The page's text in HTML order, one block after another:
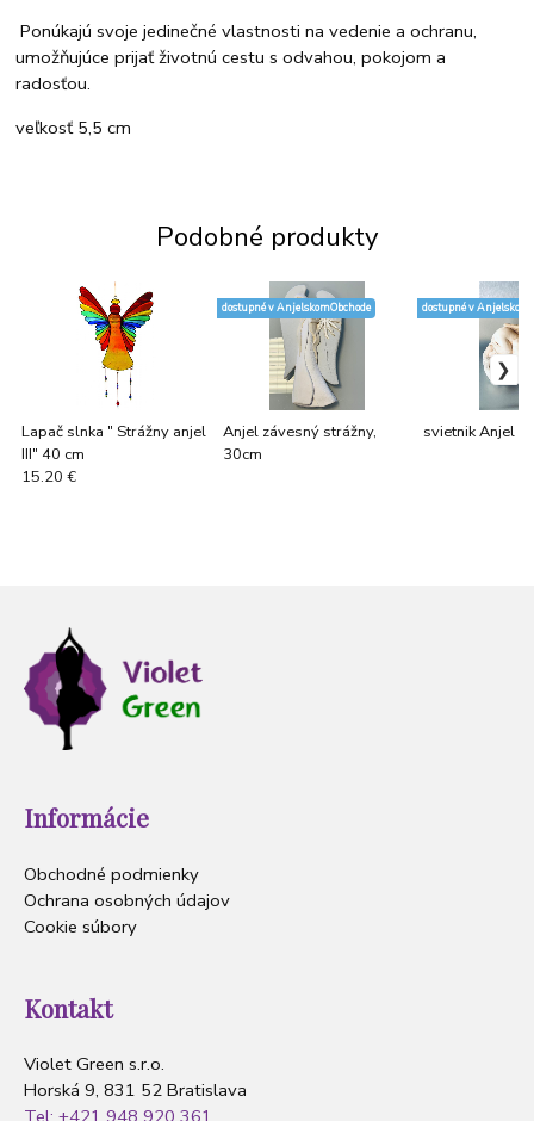
Ponúkajú svoje jedinečné vlastnosti na vedenie a ochranu,
umožňujúce prijať životnú cestu s odvahou, pokojom a
radosťou.
veľkosť 5,5 cm
Podobné produkty
Lapač slnka " Strážny anjel
III" 40 cm
15.20 €
Anjel závesný strážny,
30cm
dostupné v AnjelskomObchode
svietnik Anjel IV
dostupné v
Informácie
Obchodné podmienky
Ochrana osobných údajov
Cookie súbory
Kontakt
Violet Green s.r.o.
Horská 9, 831 52 Bratislava